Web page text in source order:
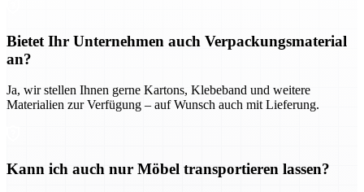
Bietet Ihr Unternehmen auch Verpackungsmaterial
an?
Ja, wir stellen Ihnen gerne Kartons, Klebeband und weitere
Materialien zur Verfügung – auf Wunsch auch mit Lieferung.
Kann ich auch nur Möbel transportieren lassen?